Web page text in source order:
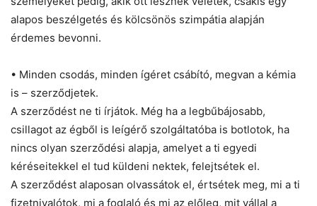
alapos beszélgetés és kölcsönös szimpátia alapján
érdemes bevonni.
• Minden csodás, minden ígéret csábító, megvan a kémia
is – szerződjetek.
A szerződést ne ti írjátok. Még ha a legbűbájosabb,
csillagot az égből is leígérő szolgáltatóba is botlotok, ha
nincs olyan szerződési alapja, amelyet a ti egyedi
kéréseitekkel el tud küldeni nektek, felejtsétek el.
A szerződést alaposan olvassátok el, értsétek meg, mi a ti
fizetnivalótok, mi a foglaló és mi az előleg, mit vállal a